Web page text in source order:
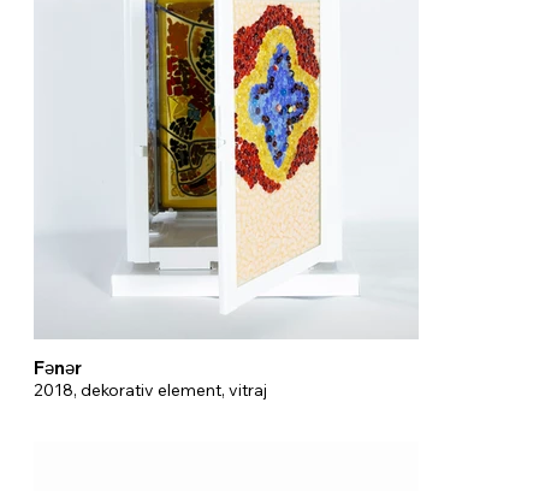
Fənər
2018, dekorativ element, vitraj